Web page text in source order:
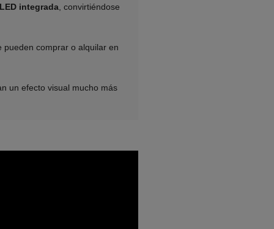
integrada, convirtiéndose
comprar o alquilar en
un efecto visual mucho más